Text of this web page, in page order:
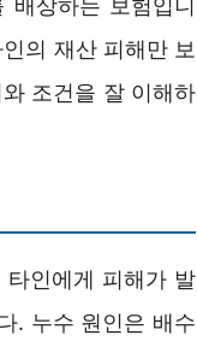
배상하는 보험입니
의 재산 피해만 보
조건을 잘 이해하
인에게 피해가 발
. 누수 원인은 배수